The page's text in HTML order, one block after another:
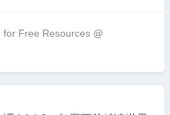
for Free Resources @